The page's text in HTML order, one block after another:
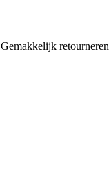
Gemakkelijk retourneren